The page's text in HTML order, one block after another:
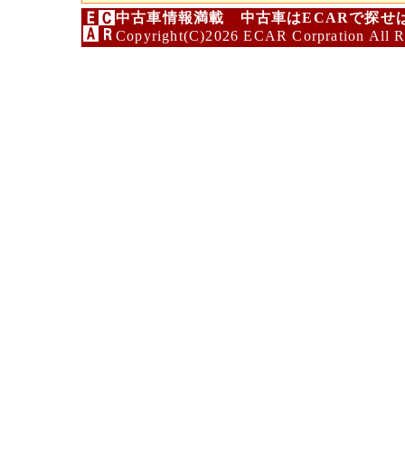
中古車情報満載 中古車はECARで探せ
Copyright(C)2026 ECAR Corpration All